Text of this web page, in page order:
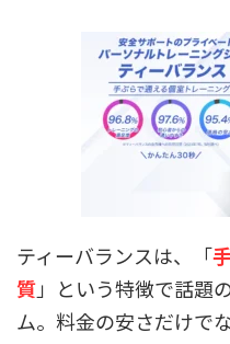
ティーバランスは、「
質」という特徴で話題
ム。料金の安さだけで